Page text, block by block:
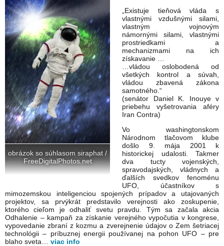
obrázok so súhlasom siraphat /
FreeDigitalPhotos.net
„Existuje tieňová vláda s
vlastnými vzdušnými silami,
vlastným vojnovým
námornými silami, vlastnými
prostriedkami a
mechanizmami na ich
získavanie …
…vládou oslobodená od
všetkých kontrol a súvah,
vládou zbavená zákona
samotného.“
(senátor Daniel K. Inouye v
priebehu vyšetrovania aféry
Iran Contra)
Vo washingtonskom
Národnom tlačovom klube
došlo 9. mája 2001 k
historickej udalosti. Takmer
dva tucty vojenských,
spravodajských, vládnych a
ďalších svedkov fenoménu
UFO, účastníkov s
mimozemskou inteligenciou spojených prípadov a utajovaných
projektov, sa prvýkrát predstavilo verejnosti ako zoskupenie,
ktorého cieľom je odhaliť svetu pravdu. Tým sa začala akcia
Odhalenie – kampaň za získanie verejného vypočutia v kongrese,
vypovedanie zbraní z kozmu a zverejnenie údajov o Zem šetriacej
technológii – príbuznej energii používanej na pohon UFO – pre
blaho sveta… viac info